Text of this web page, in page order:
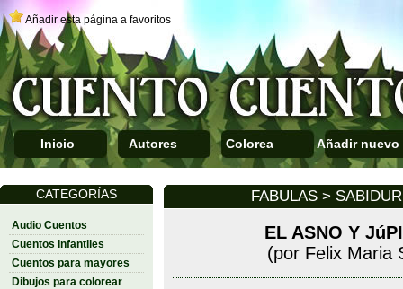
Añadir esta página a favoritos
Inicio Autores Colorea Añadir nuevo
CATEGORÍAS
Audio Cuentos
Cuentos Infantiles
Cuentos para mayores
Dibujos para colorear
FABULAS >
EL ASNO Y
(por Felix Maria